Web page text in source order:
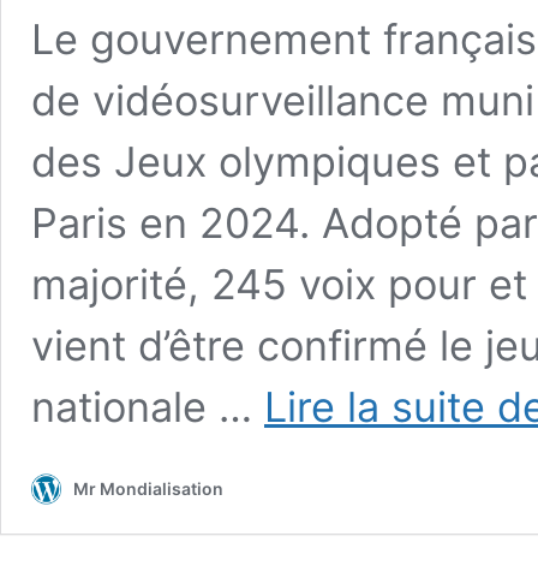
Le gouvernement
de vidéosurveillance
des Jeux olympiques et
Paris en 2024. Adopté
majorité, 245 voix pour
vient d’être confirmé le
nationale … Lire la suite
Mr Mondialisation